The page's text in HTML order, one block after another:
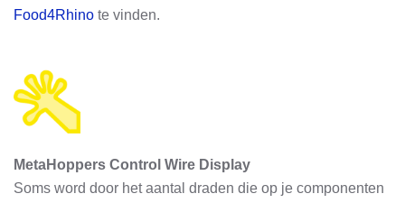
Food4Rhino te vinden.
MetaHoppers Control Wire Display
Soms word door het aantal draden die op je componenten